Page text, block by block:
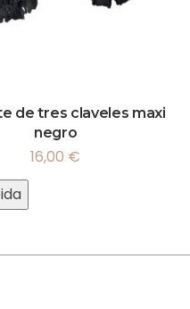
de tres claveles maxi
negro
16,00 €